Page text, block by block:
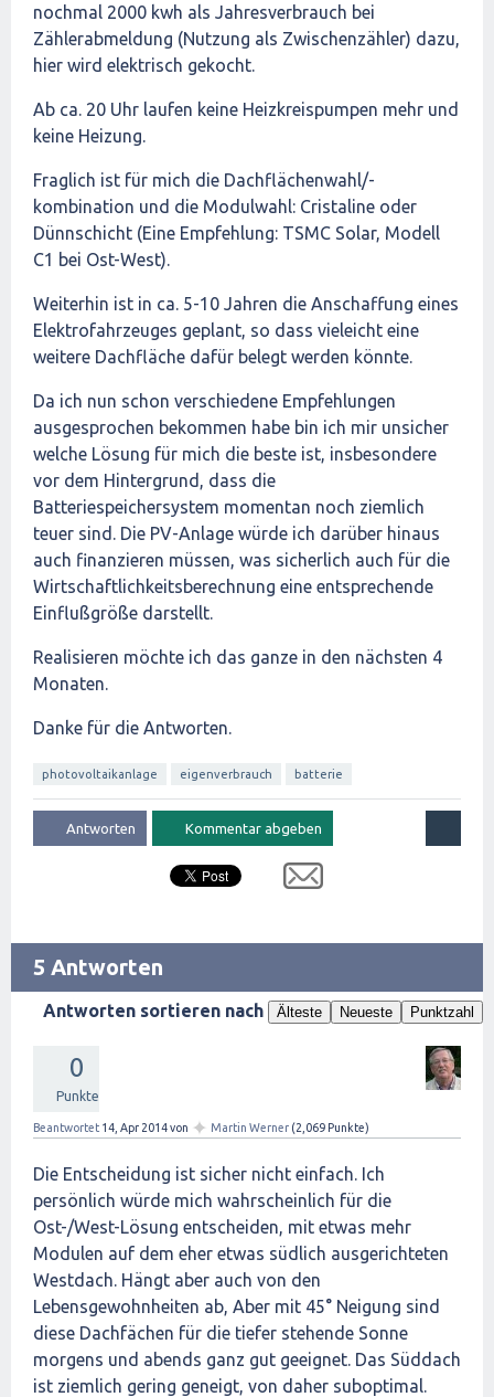
nochmal 2000 kwh als Jahresverbrauch bei
Zählerabmeldung (Nutzung als Zwischenzähler) dazu,
hier wird elektrisch gekocht.
Ab ca. 20 Uhr laufen keine Heizkreispumpen mehr und
keine Heizung.
Fraglich ist für mich die Dachflächenwahl/-
kombination und die Modulwahl: Cristaline oder
Dünnschicht (Eine Empfehlung: TSMC Solar, Modell
C1 bei Ost-West).
Weiterhin ist in ca. 5-10 Jahren die Anschaffung eines
Elektrofahrzeuges geplant, so dass vieleicht eine
weitere Dachfläche dafür belegt werden könnte.
Da ich nun schon verschiedene Empfehlungen
ausgesprochen bekommen habe bin ich mir unsicher
welche Lösung für mich die beste ist, insbesondere
vor dem Hintergrund, dass die
Batteriespeichersystem momentan noch ziemlich
teuer sind. Die PV-Anlage würde ich darüber hinaus
auch finanzieren müssen, was sicherlich auch für die
Wirtschaftlichkeitsberechnung eine entsprechende
Einflußgröße darstellt.
Realisieren möchte ich das ganze in den nächsten 4
Monaten.
Danke für die Antworten.
photovoltaikanlage eigenverbrauch batterie
5 Antworten
Antworten sortieren nach Älteste Neueste Punktzahl
0
Punkte
Beantwortet 14, Apr 2014von ✦ Martin Werner (2,069 Punkte)
Die Entscheidung ist sicher nicht einfach. Ich
persönlich würde mich wahrscheinlich für die
Ost-/West-Lösung entscheiden, mit etwas mehr
Modulen auf dem eher etwas südlich ausgerichteten
Westdach. Hängt aber auch von den
Lebensgewohnheiten ab, Aber mit 45° Neigung sind
diese Dachfächen für die tiefer stehende Sonne
morgens und abends ganz gut geeignet. Das Süddach
ist ziemlich gering geneigt, von daher suboptimal.